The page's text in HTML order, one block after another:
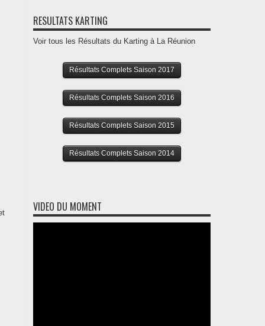
RESULTATS KARTING
Voir tous les Résultats du Karting à La Réunion
Résultats Complets Saison 2017
Résultats Complets Saison 2016
Résultats Complets Saison 2015
Résultats Complets Saison 2014
VIDEO DU MOMENT